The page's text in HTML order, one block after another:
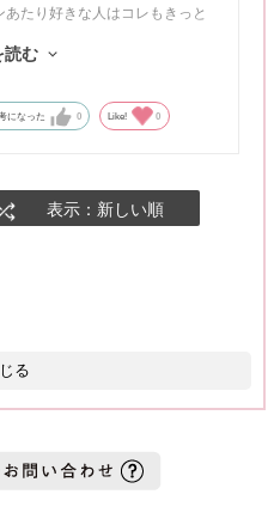
たり好きな人はコレもきっと
13.8ｍｍ🫶🏻
読む
になった 0 Like! 0
表示：新しい順
る